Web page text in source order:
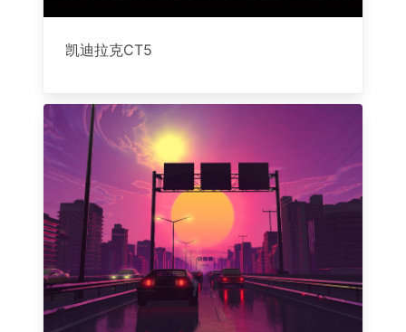
凯迪拉克CT5